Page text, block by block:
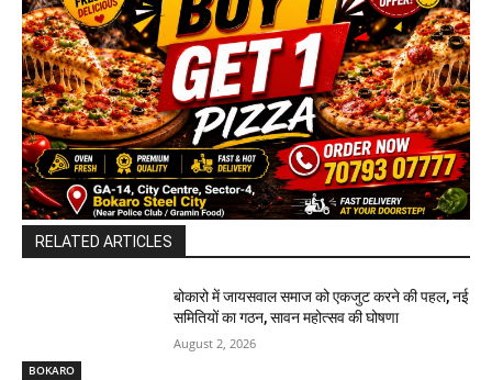
RELATED ARTICLES
BOKARO
बोकारो में जायसवाल समाज को एकजुट करने की पहल, नई
समितियों का गठन, सावन महोत्सव की घोषणा
August 2, 2026